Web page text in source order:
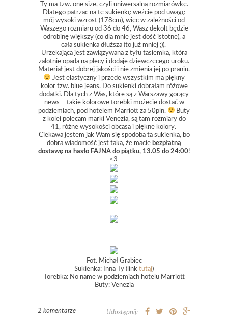
Ty ma tzw. one size, czyli uniwersalną rozmiarówkę.
Dlatego patrząc na tę sukienkę weźcie pod uwagę
mój wysoki wzrost (178cm), więc w zależności od
Waszego rozmiaru od 36 do 46, Wasz dekolt będzie
odrobinę większy (co dla mnie jest dość istotne), a
cała sukienka dłuższa (to już mniej ;)).
Urzekająca jest zawiązywana z tyłu tasiemka, która
zalotnie opada na plecy i dodaje dziewczęcego uroku.
Materiał jest dobrej jakości i nie zmienia jej po praniu.
Jest elastyczny i przede wszystkim ma piękny
kolor tzw. blue jeans. Do sukienki dobrałam różowe
dodatki. Dla tych z Was, które są z Warszawy gorący
news – takie kolorowe torebki możecie dostać w
podziemiach, pod hotelem Marriott za 50pln.
Buty
z kolei polecam marki Venezia, są tam rozmiary do
41, różne wysokości obcasa i piękne kolory.
Ciekawa jestem jak Wam się spodoba ta sukienka, bo
dobra wiadomość jest taka, że macie bezpłatną
dostawę na hasło FAJNA do piątku, 13.05 do 24:00!
<3
Fot. Michał Grabiec
Sukienka: Inna Ty (link tutaj)
Torebka: No name w podziemiach hotelu Marriott
Buty: Venezia
2 komentarze Udostępnij: